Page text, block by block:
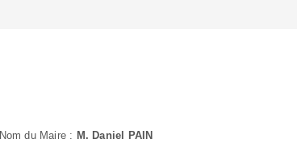
Nom du Maire : M. Daniel PAIN